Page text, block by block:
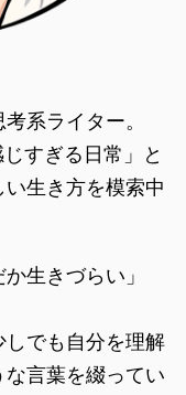
系ライター。
すぎる日常」と
生き方を模索中
生きづらい」
でも自分を理解
言葉を綴ってい